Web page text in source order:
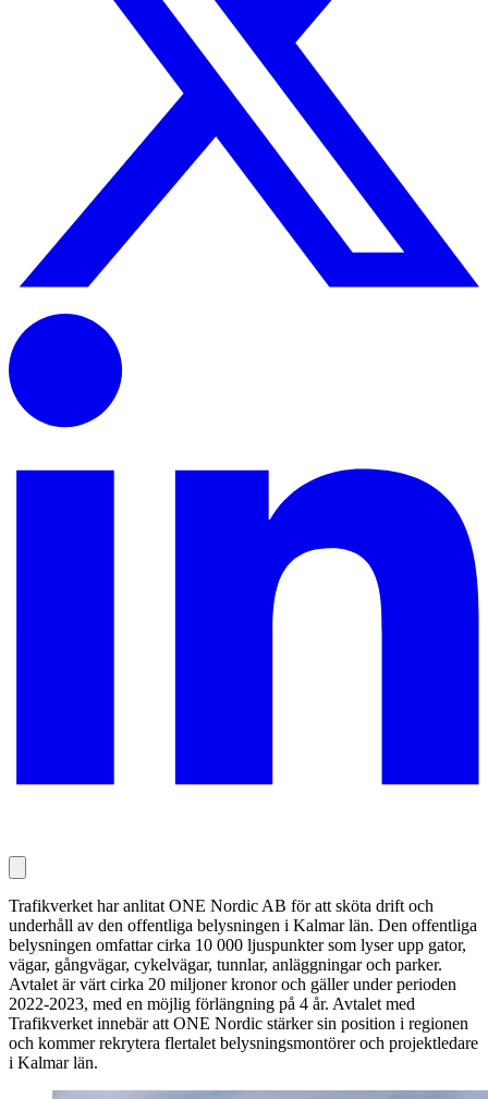
Trafikverket har anlitat ONE Nordic AB för att sköta drift och
underhåll av den offentliga belysningen i Kalmar län. Den offentliga
belysningen omfattar cirka 10 000 ljuspunkter som lyser upp gator,
vägar, gångvägar, cykelvägar, tunnlar, anläggningar och parker.
Avtalet är värt cirka 20 miljoner kronor och gäller under perioden
2022-2023, med en möjlig förlängning på 4 år. Avtalet med
Trafikverket innebär att ONE Nordic stärker sin position i regionen
och kommer rekrytera flertalet belysningsmontörer och projektledare
i Kalmar län.